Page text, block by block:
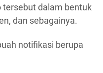
tersebut dalam bentuk
dan sebagainya.
notifikasi berupa